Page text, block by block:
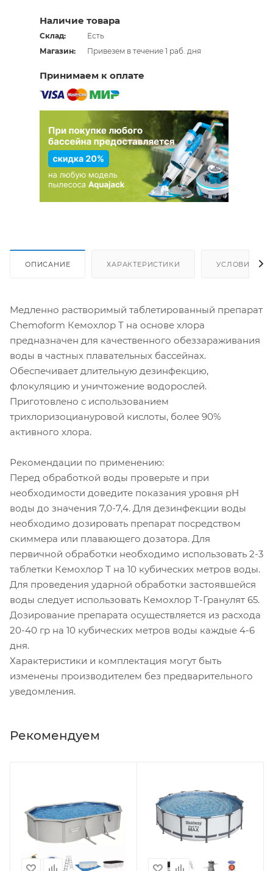
Наличие товара
Склад:
Есть
Магазин:
Привезем в течение 1 раб. дня
Принимаем к оплате
ОПИСАНИЕ ХАРАКТЕРИСТИКИ УСЛОВИЯ
Медленно растворимый таблетированный препарат
Chemoform Кемохлор Т на основе хлора
предназначен для качественного обеззараживания
воды в частных плавательных бассейнах.
Обеспечивает длительную дезинфекцию,
флокуляцию и уничтожение водорослей.
Приготовлено с использованием
трихлоризоциануровой кислоты, более 90%
активного хлора.
Рекомендации по применению:
Перед обработкой воды проверьте и при
необходимости доведите показания уровня рН
воды до значения 7,0-7,4. Для дезинфекции воды
необходимо дозировать препарат посредством
скиммера или плавающего дозатора. Для
первичной обработки необходимо использовать 2-3
таблетки Кемохлор Т на 10 кубических метров воды.
Для проведения ударной обработки застоявшейся
воды следует использовать Кемохлор T-Гранулят 65.
Дозирование препарата осуществляется из расхода
20-40 гр на 10 кубических метров воды каждые 4-6
дня.
Характеристики и комплектация могут быть
изменены производителем без предварительного
уведомления.
Рекомендуем